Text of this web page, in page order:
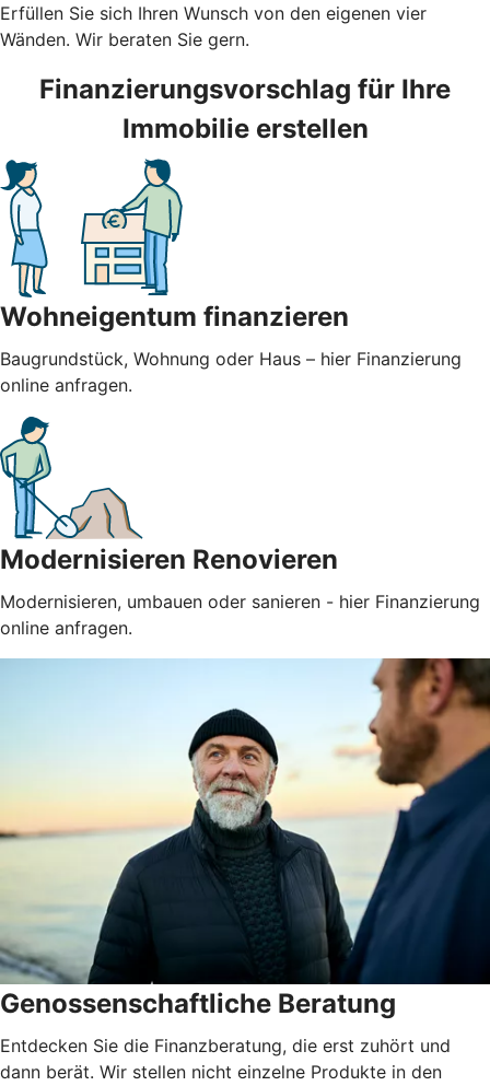
Erfüllen Sie sich Ihren Wunsch von den eigenen vier
Wänden. Wir beraten Sie gern.
Finanzierungsvorschlag für Ihre
Immobilie erstellen
Wohneigentum finanzieren
Baugrundstück, Wohnung oder Haus – hier Finanzierung
online anfragen.
Modernisieren Renovieren
Modernisieren, umbauen oder sanieren - hier Finanzierung
online anfragen.
Genossenschaftliche Beratung
Entdecken Sie die Finanzberatung, die erst zuhört und
dann berät. Wir stellen nicht einzelne Produkte in den